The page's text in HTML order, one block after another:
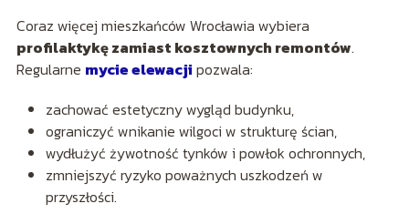
Coraz więcej mieszkańców Wrocławia wybiera
profilaktykę zamiast kosztownych remontów.
Regularne mycie elewacji pozwala:
zachować estetyczny wygląd budynku,
ograniczyć wnikanie wilgoci w strukturę ścian,
wydłużyć żywotność tynków i powłok ochronnych,
zmniejszyć ryzyko poważnych uszkodzeń w
przyszłości.